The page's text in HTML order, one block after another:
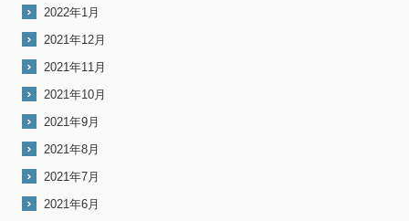
2022年1月
2021年12月
2021年11月
2021年10月
2021年9月
2021年8月
2021年7月
2021年6月